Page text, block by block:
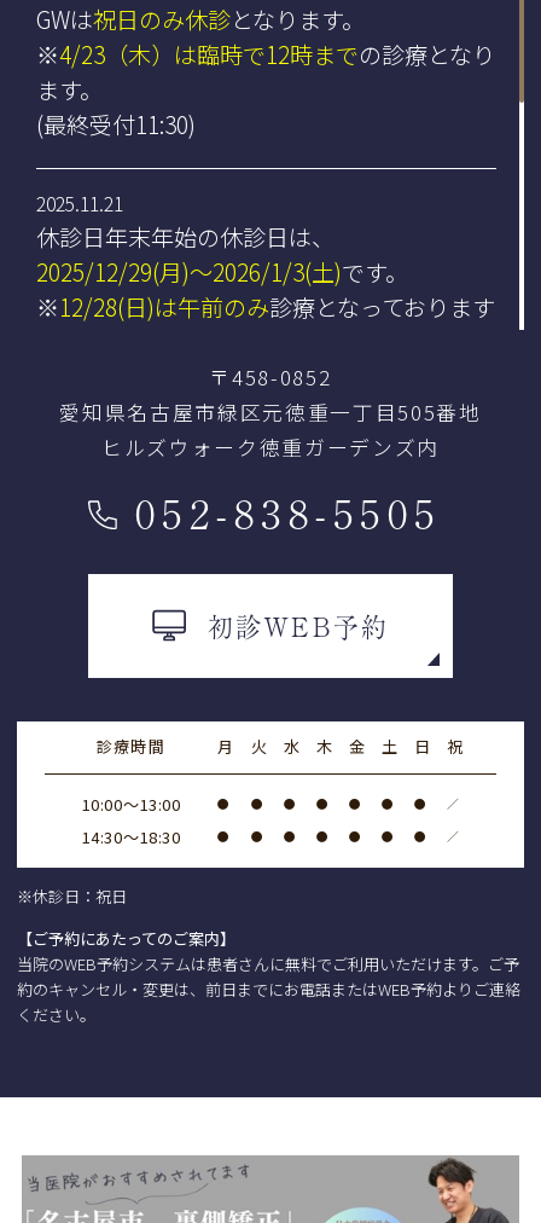
GWは祝日のみ休診となります。
※4/23（木）は臨時で12時までの診療となり
ます。
(最終受付11:30)
2025.11.21
休診日年末年始の休診日は、
2025/12/29(月)〜2026/1/3(土)です。
※12/28(日)は午前のみ診療となっております
【臨時休診】のお知らせです。
11/9(日)、10日(月)は臨時休診となります。
お願い致します。
祝日のみ休診となります。
12日、13日は17時までの診療となります。
ゴールデンウィークは 祝日のみ休診
となりま
診療時間 月 火 水 木 金 土 日 祝
10:00～13:00 ● ● ● ● ● ● ● ／
14:30～18:30 ● ● ● ● ● ● ● ／
※休診日：祝日
【ご予約にあたってのご案内】
当院のWEB予約システムは患者さんに無料でご利用いただけます。ご予
約のキャンセル・変更は、前日までにお電話またはWEB予約よりご連絡
ください。
〒458-0852
愛知県名古屋市緑区元徳重一丁目505番地
ヒルズウォーク徳重ガーデンズ内
052-838-5505
初診WEB予約